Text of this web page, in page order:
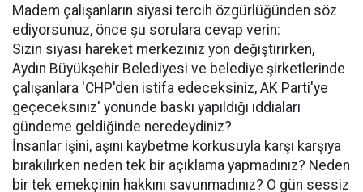
Madem çalışanların siyasi tercih özgürlüğünden söz
ediyorsunuz, önce şu sorulara cevap verin:
Sizin siyasi hareket merkeziniz yön değiştirirken,
Aydın Büyükşehir Belediyesi ve belediye şirketlerinde
çalışanlara 'CHP'den istifa edeceksiniz, AK Parti'ye
geçeceksiniz' yönünde baskı yapıldığı iddiaları
gündeme geldiğinde neredeydiniz?
İnsanlar işini, aşını kaybetme korkusuyla karşı karşıya
bırakılırken neden tek bir açıklama yapmadınız? Neden
bir tek emekçinin hakkını savunmadınız? O gün sessiz